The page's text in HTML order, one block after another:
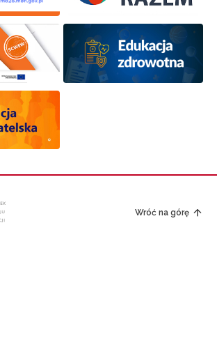
Wróć na górę